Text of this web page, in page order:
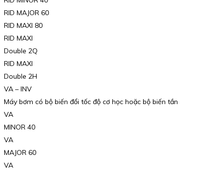
RID MAJOR 60
RID MAXI 80
RID MAXI
Double 2Q
RID MAXI
Double 2H
VA – INV
Máy bơm có bộ biến đổi tốc độ cơ học hoặc bộ biến tần
VA
MINOR 40
VA
MAJOR 60
VA